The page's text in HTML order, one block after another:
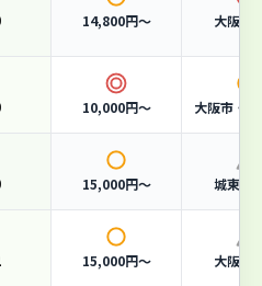
大阪市全域
可（大阪市）取得済み
可能
物まで幅広く対応
14,800円〜 大阪府
10,000円〜 大阪市・
15,000円〜 城東区
15,000円〜 大阪市